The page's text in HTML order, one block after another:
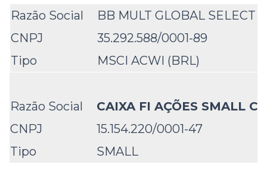
Razão Social
BB MULT GLOBAL SELECT
CNPJ
35.292.588/0001-89
Tipo
MSCI ACWI (BRL)
Razão Social
CAIXA FI AÇÕES SMALL
CNPJ
15.154.220/0001-47
Tipo
SMALL